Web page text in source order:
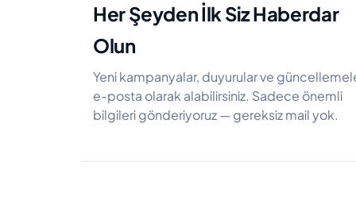
Her Şeyden İlk Siz Haberdar
Olun
Yeni kampanyalar, duyurular ve
e-posta olarak alabilirsiniz. Sadece önemli
bilgileri gönderiyoruz — gereksiz mail yok.